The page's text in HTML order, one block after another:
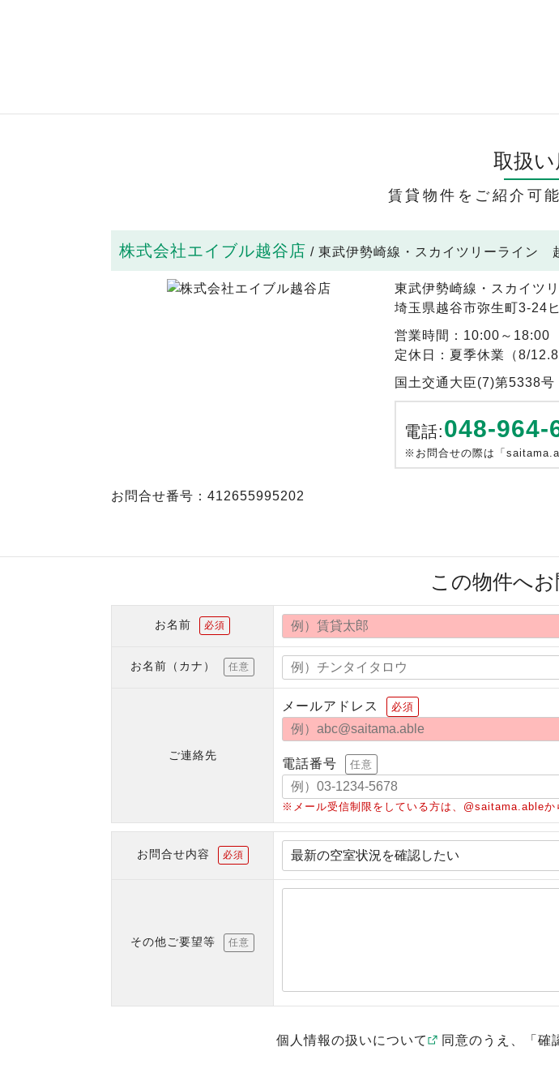
取扱い
賃貸物件をご紹介可
株式会社エイブル越谷店 / 東武伊勢崎線・スカイツリーライン
東武伊勢崎線・スカイツ
埼玉県越谷市弥生町3-24
営業時間：10:00～18:00
定休日：夏季休業（8/
国土交通大臣(7)第5338号
電話:048-964-
※お問合せの際は「
お問合せ番号：412655995202
この物件へ
お名前 必須
お名前（カナ） 任意
ご連絡先
メールアドレス 必須
電話番号 任意
※メール受信制限をしている方は、@saitama.ableか
お問合せ内容 必須
その他ご要望等 任意
個人情報の扱いについて 同意のうえ、「確